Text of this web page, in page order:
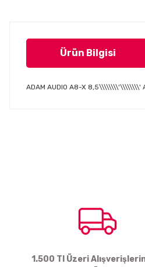
Ürün Bilgisi
ADAM AUDIO A8-X 8,5\\\\\\\\'\\\\\\\\'
Bu ürüne benzer farklı
1.500 Tl Üzeri